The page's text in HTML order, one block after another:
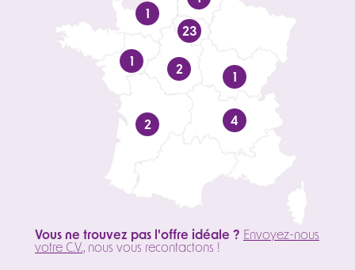
23
2
2
4
Vous ne trouvez pas l'offre idéale ? Envoyez-nous
votre C.V., nous vous recontactons !